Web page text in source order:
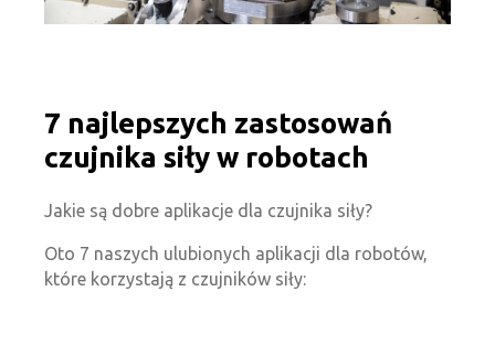
7 najlepszych zastosowań
czujnika siły w robotach
Jakie są dobre aplikacje dla czujnika siły?
Oto 7 naszych ulubionych aplikacji dla robotów,
które korzystają z czujników siły: